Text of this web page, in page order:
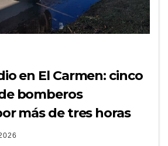
en El Carmen: cinco
bomberos
más de tres horas